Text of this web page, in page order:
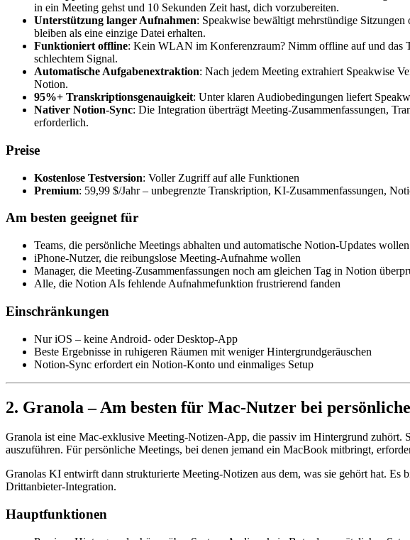
in ein Meeting gehst und 10 Sekunden Zeit hast, dich vorzubereiten.
Unterstützung langer Aufnahmen: Speakwise bewältigt mehrstündige
bleiben als eine einzige Datei erhalten.
Funktioniert offline: Kein WLAN im Konferenzraum? Nimm offline auf und das
schlechtem Signal.
Automatische Aufgabenextraktion: Nach jedem Meeting extrahiert Speakwise
Notion.
95%+ Transkriptionsgenauigkeit: Unter klaren Audiobedingungen liefert
Nativer Notion-Sync: Die Integration überträgt Meeting-Zusammenfassungen,
erforderlich.
Preise
Kostenlose Testversion: Voller Zugriff auf alle Funktionen
Premium: 59,99 $/Jahr – unbegrenzte Transkription, KI-Zusammenfassungen,
Am besten geeignet für
Teams, die persönliche Meetings abhalten und automatische Notion-Updates wollen
iPhone-Nutzer, die reibungslose Meeting-Aufnahme wollen
Manager, die Meeting-Zusammenfassungen noch am gleichen Tag in Notion
Alle, die Notion AIs fehlende Aufnahmefunktion frustrierend fanden
Einschränkungen
Nur iOS – keine Android- oder Desktop-App
Beste Ergebnisse in ruhigeren Räumen mit weniger Hintergrundgeräuschen
Notion-Sync erfordert ein Notion-Konto und einmaliges Setup
2. Granola – Am besten für Mac-Nutzer bei
Granola ist eine Mac-exklusive Meeting-Notizen-App, die passiv im Hintergrund
auszuführen. Für persönliche Meetings, bei denen jemand ein MacBook mitbringt,
Granolas KI entwirft dann strukturierte Meeting-Notizen aus dem, was sie gehört hat.
Drittanbieter-Integration.
Hauptfunktionen